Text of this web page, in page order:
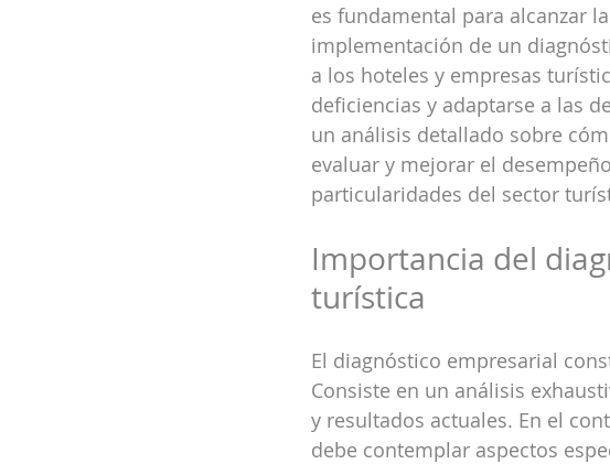
es fundamental para alcanzar
implementación de un
a los hoteles y empresas
deficiencias y adaptarse a las
un análisis detallado sobre
evaluar y mejorar el
particularidades del sector
Importancia del
turística
El diagnóstico empresarial
Consiste en un análisis
y resultados actuales. En el
debe contemplar aspectos